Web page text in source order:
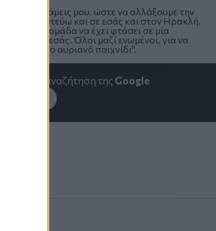
τις δυνάμεις μου, ώστε να αλλάξουμε την
πιστεύω και σε εσάς και στον Ηρακλή.
η ομάδα να έχει φτάσει σε μία
ούτε και εσάς. Όλοι μαζί ενωμένοι, για να
από το αυριανό παιχνίδι".
στην αναζήτηση της Google